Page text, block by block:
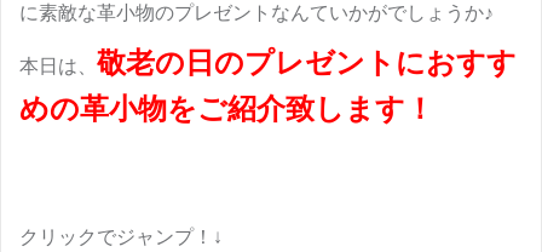
に素敵な革小物のプレゼントなんていかがでしょうか♪
本日は、 敬老の日のプレゼントにおすす
めの革小物をご紹介致します！
クリックでジャンプ！↓